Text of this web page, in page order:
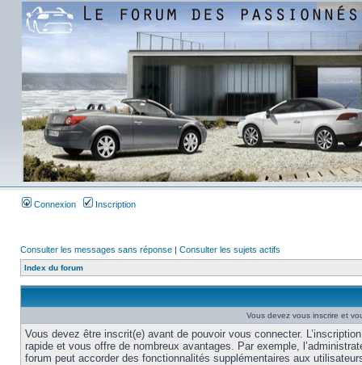
Connexion Inscription
Consulter les messages sans réponse | Consulter les sujets actifs
Index du forum
Vous devez vous inscrire et
Vous devez être inscrit(e) avant de pouvoir vous connecter.
rapide et vous offre de nombreux avantages. Par exemple,
forum peut accorder des fonctionnalités supplémentaires aux